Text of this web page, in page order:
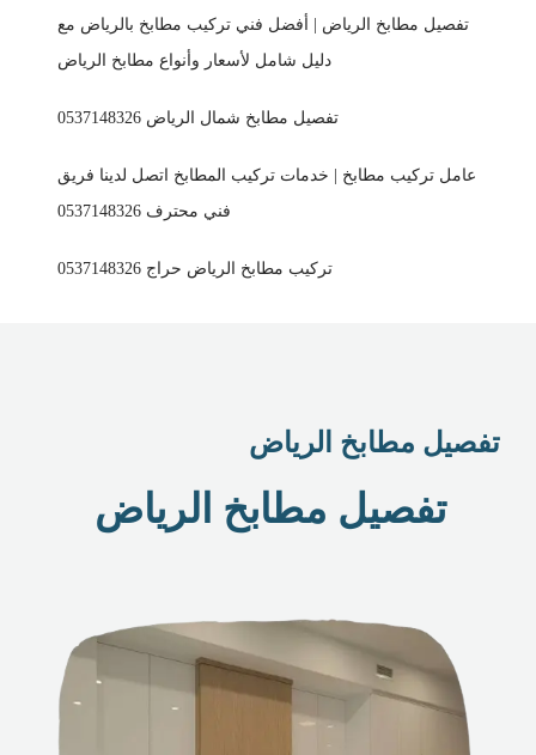
تفصيل مطابخ الرياض | أفضل فني تركيب مطابخ بالرياض مع
دليل شامل لأسعار وأنواع مطابخ الرياض
تفصيل مطابخ شمال الرياض 0537148326
عامل تركيب مطابخ | خدمات تركيب المطابخ اتصل لدينا فريق
فني محترف 0537148326
تركيب مطابخ الرياض حراج 0537148326
تفصيل مطابخ الرياض
تفصيل مطابخ الرياض